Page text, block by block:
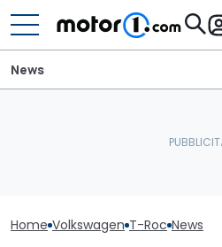
News
Home Volkswagen T-Roc News